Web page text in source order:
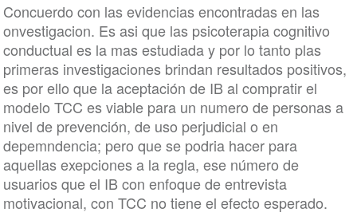
Concuerdo con las evidencias encontradas en las
onvestigacion. Es asi que las psicoterapia cognitivo
conductual es la mas estudiada y por lo tanto plas
primeras investigaciones brindan resultados positivos,
es por ello que la aceptación de IB al compratir el
modelo TCC es viable para un numero de personas a
nivel de prevención, de uso perjudicial o en
depemndencia; pero que se podria hacer para
aquellas exepciones a la regla, ese número de
usuarios que el IB con enfoque de entrevista
motivacional, con TCC no tiene el efecto esperado.